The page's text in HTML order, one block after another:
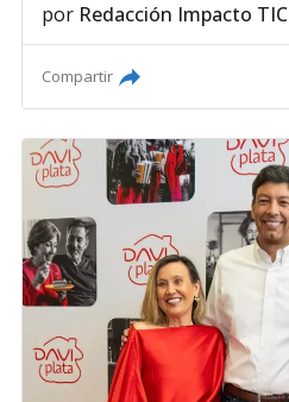
por Redacción Impacto TIC
Compartir